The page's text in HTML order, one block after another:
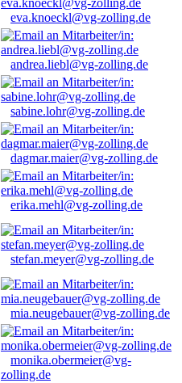
eva.knoeckl@vg-zolling.de
andrea.liebl@vg-zolling.de
sabine.lohr@vg-zolling.de
dagmar.maier@vg-zolling.de
erika.mehl@vg-zolling.de
stefan.meyer@vg-zolling.de
mia.neugebauer@vg-zolling.de
monika.obermeier@vg-
zolling.de